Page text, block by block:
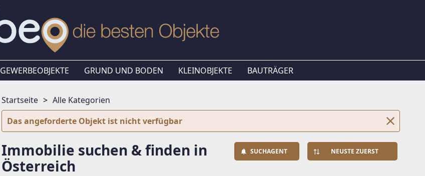
GEWERBEOBJEKTE GRUND UND BODEN KLEINOBJEKTE BAUTRÄGER
Startseite
Alle Kategorien
Das angeforderte Objekt ist nicht verfügbar
Immobilie suchen & finden in
Österreich
SUCHAGENT NEUSTE ZUERST